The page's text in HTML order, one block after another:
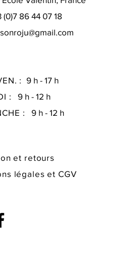
86 44 07 18
: 9 h - 17 h
: 9 h - 12 h
: 9 h - 12 h
et retours
légales et CGV